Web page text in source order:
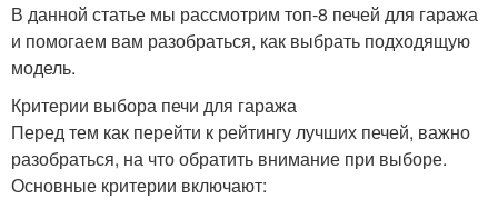
В данной статье мы рассмотрим топ-8 печей для гаража
и помогаем вам разобраться, как выбрать подходящую
модель.
Критерии выбора печи для гаража
Перед тем как перейти к рейтингу лучших печей, важно
разобраться, на что обратить внимание при выборе.
Основные критерии включают: